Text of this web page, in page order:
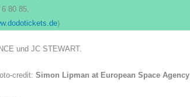
80 85,
)
und JC STEWART.
credit: Simon Lipman at European Space Agency